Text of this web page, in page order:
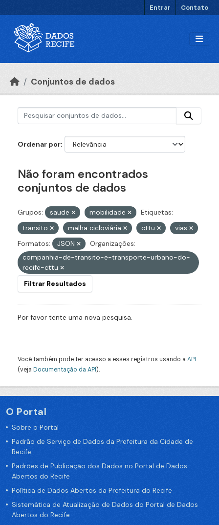
Entrar Contato
Conjuntos de dados
Ordenar por
Não foram encontrados
conjuntos de dados
Grupos: saude mobilidade
Etiquetas:
transito
malha cicloviária cttu
vias
Formatos:
JSON
Organizações:
companhia-de-transito-e-transporte-urbano-do-
recife-cttu
Filtrar Resultados
Por favor tente uma nova pesquisa.
Você também pode ter acesso a esses registros usando a API
(veja Documentação da API).
O Portal
Sobre o Portal
Padrão de Serviço de Dados da Prefeitura da Cidade de
Recife
Padrões de Publicação dos Dados no Portal de Dados
Abertos do Recife
Política de Dados Abertos da Prefeitura do Recife
Sistemática de Atualização de Dados do Portal de Dados
Abertos do Recife